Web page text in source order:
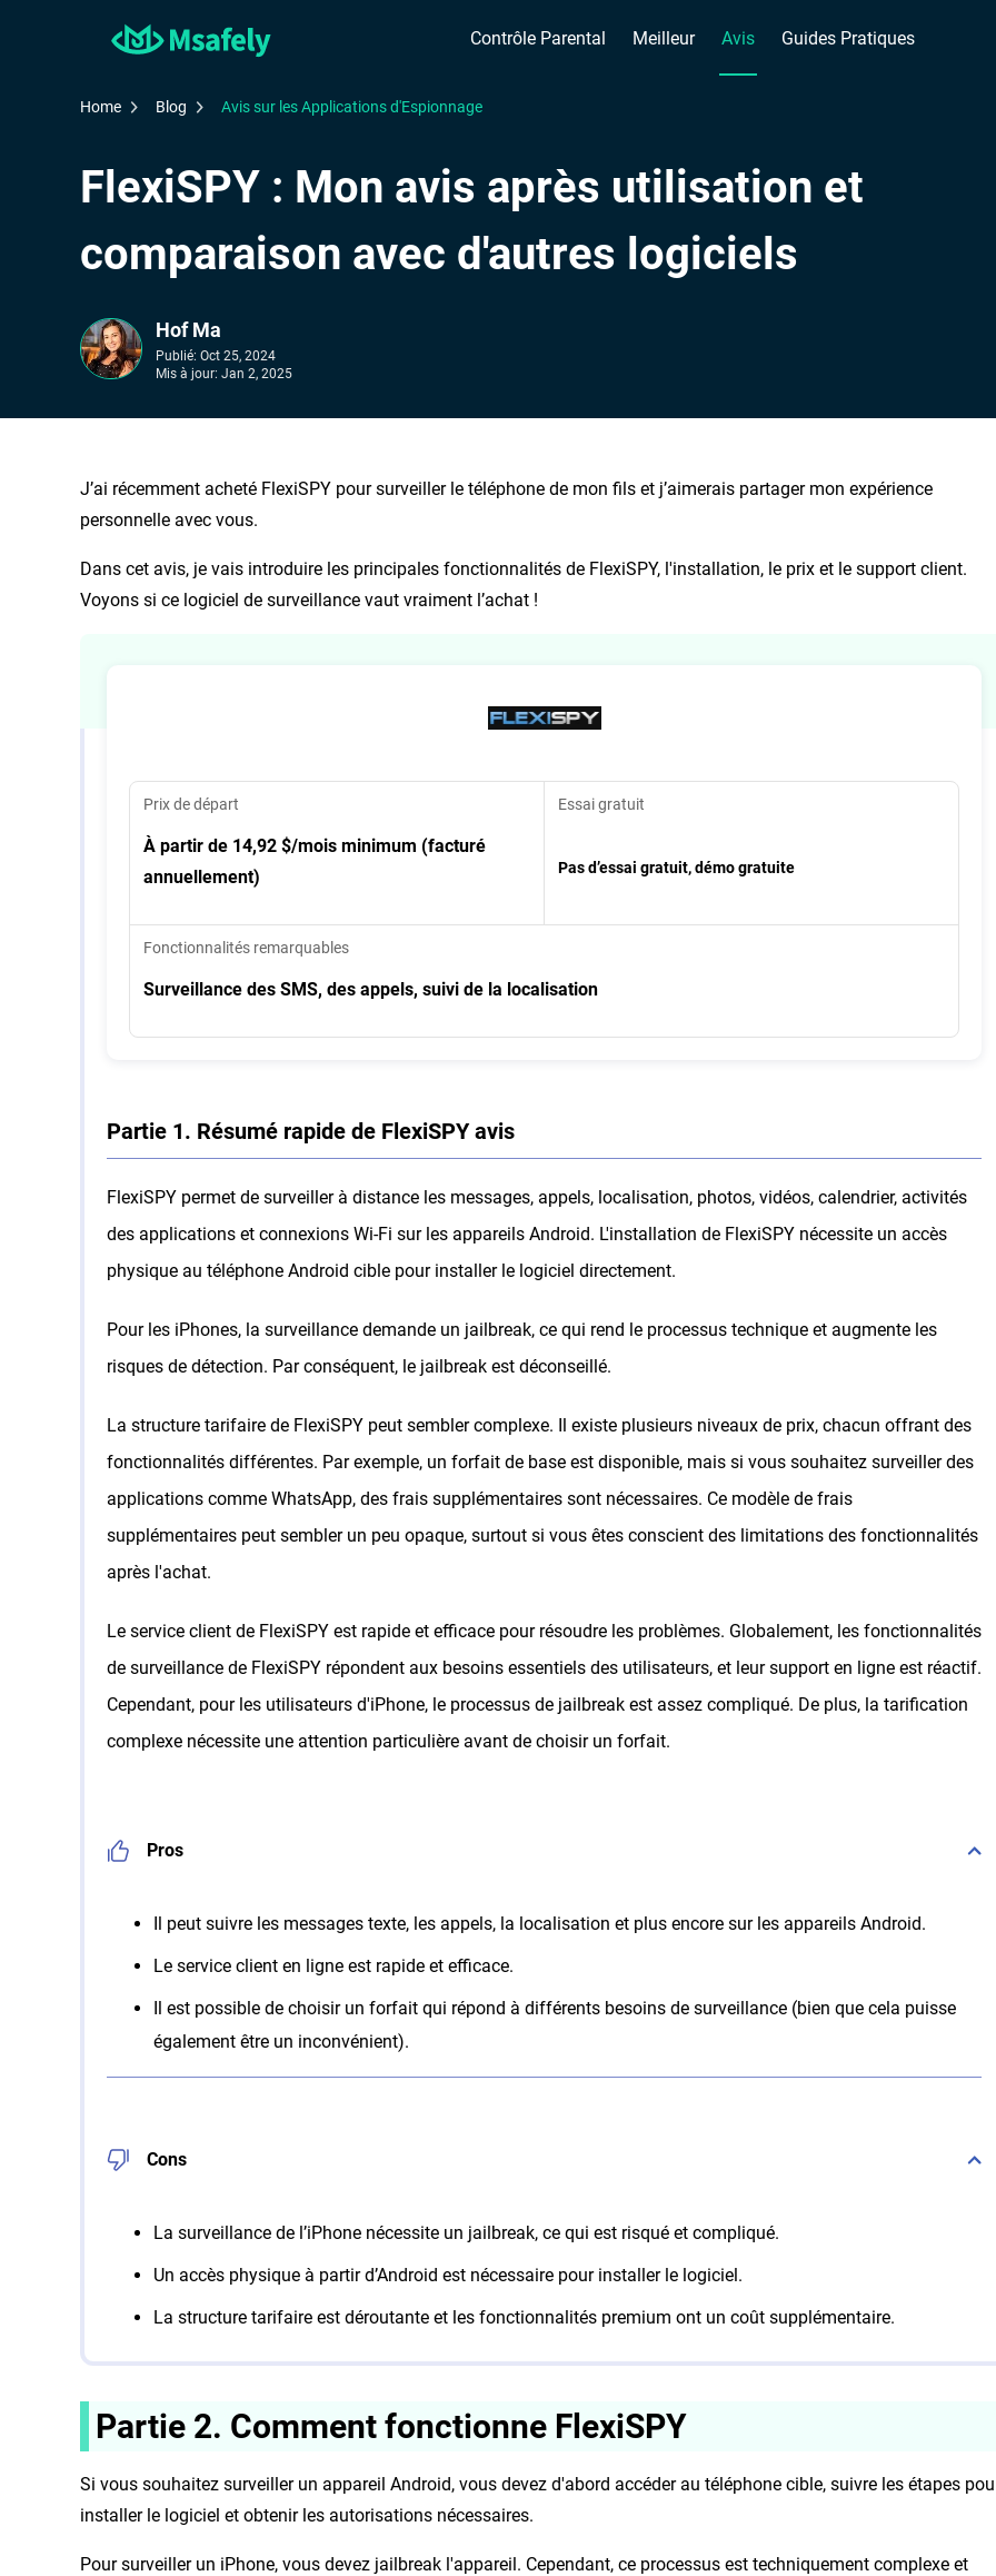
Contrôle Parental Meilleur Avis Guides Pratiques
Home Blog Avis sur les Applications d'Espionnage
FlexiSPY : Mon avis après utilisation et
comparaison avec d'autres logiciels
Hof Ma
Publié: Oct 25, 2024
Mis à jour: Jan 2, 2025
J’ai récemment acheté FlexiSPY pour surveiller le téléphone de mon fils et j’aimerais partager mon expérience
personnelle avec vous.
Dans cet avis, je vais introduire les principales fonctionnalités de FlexiSPY, l'installation, le prix et le support client.
Voyons si ce logiciel de surveillance vaut vraiment l’achat !
Partie 1. Résumé rapide de FlexiSPY avis
FlexiSPY permet de surveiller à distance les messages, appels, localisation, photos, vidéos, calendrier, activités
des applications et connexions Wi-Fi sur les appareils Android. L'installation de FlexiSPY nécessite un accès
physique au téléphone Android cible pour installer le logiciel directement.
Pour les iPhones, la surveillance demande un jailbreak, ce qui rend le processus technique et augmente les
risques de détection. Par conséquent, le jailbreak est déconseillé.
La structure tarifaire de FlexiSPY peut sembler complexe. Il existe plusieurs niveaux de prix, chacun offrant des
fonctionnalités différentes. Par exemple, un forfait de base est disponible, mais si vous souhaitez surveiller des
applications comme WhatsApp, des frais supplémentaires sont nécessaires. Ce modèle de frais
supplémentaires peut sembler un peu opaque, surtout si vous êtes conscient des limitations des fonctionnalités
après l'achat.
Le service client de FlexiSPY est rapide et efficace pour résoudre les problèmes. Globalement, les fonctionnalités
de surveillance de FlexiSPY répondent aux besoins essentiels des utilisateurs, et leur support en ligne est réactif.
Cependant, pour les utilisateurs d'iPhone, le processus de jailbreak est assez compliqué. De plus, la tarification
complexe nécessite une attention particulière avant de choisir un forfait.
Pros
Il peut suivre les messages texte, les appels, la localisation et plus encore sur les appareils Android.
Le service client en ligne est rapide et efficace.
Il est possible de choisir un forfait qui répond à différents besoins de surveillance (bien que cela puisse
également être un inconvénient).
Cons
La surveillance de l’iPhone nécessite un jailbreak, ce qui est risqué et compliqué.
Un accès physique à partir d’Android est nécessaire pour installer le logiciel.
La structure tarifaire est déroutante et les fonctionnalités premium ont un coût supplémentaire.
Prix de départ
À partir de 14,92 $/mois minimum (facturé
annuellement)
Essai gratuit
Pas d’essai gratuit, démo gratuite
Fonctionnalités remarquables
Surveillance des SMS, des appels, suivi de la localisation
Partie 2. Comment fonctionne FlexiSPY
Si vous souhaitez surveiller un appareil Android, vous devez d'abord accéder au téléphone cible, suivre les étapes
installer le logiciel et obtenir les autorisations nécessaires.
Pour surveiller un iPhone, vous devez jailbreak l'appareil. Cependant, ce processus est techniquement complexe et